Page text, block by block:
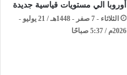
أوروبا الي مستويات قياسية جديدة
الثلاثاء - 7 صفر - 1448هـ / 21 يوليو -
2026م / 5:37 صباحًا